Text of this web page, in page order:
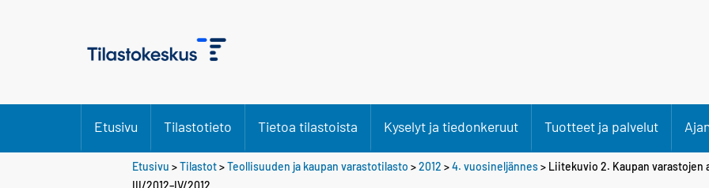
Etusivu Tilastotieto Tietoa tilastoista Kyselyt ja tiedonkeruut Tuotteet ja palvelut
Etusivu >Tilastot>Teollisuuden ja kaupan varastotilasto >2012 >4. vuosineljännes> Liitekuvio 2. Kaupan varastojen
III/2012–IV/2012